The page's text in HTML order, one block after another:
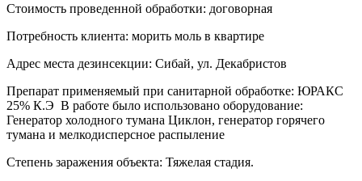
Стоимость проведенной обработки: договорная
Потребность клиента: морить моль в квартире
Адрес места дезинсекции: Сибай, ул. Декабристов
Препарат применяемый при санитарной обработке: ЮРАКС
25% К.Э В работе было использовано оборудование:
Генератор холодного тумана Циклон, генератор горячего
тумана и мелкодисперсное распыление
Степень заражения объекта: Тяжелая стадия.